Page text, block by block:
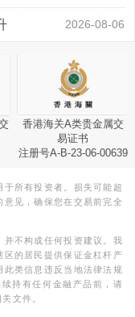
2026-08-06
香港海关A类贵金属交
易证书
注册号A-B-23-06-00639
所有投资者。损失可能超
见，确保您在交易前完全
不构成任何投资建议。我
的居民提供保证金杠杆产
类信息违反当地法律法规
持有任何金融产品前，请
文件。